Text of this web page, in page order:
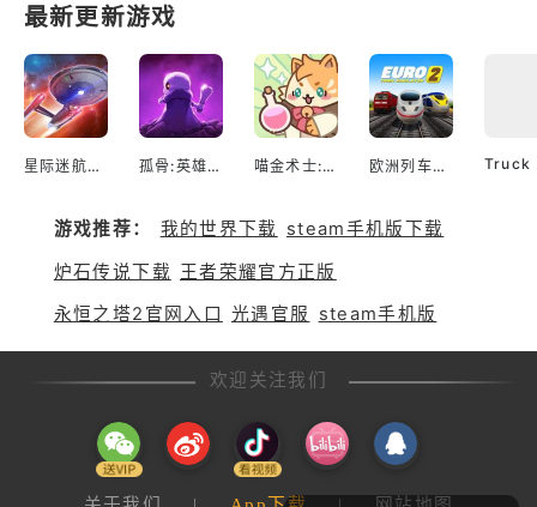
最新更新游戏
星际迷航：舰队指挥官 孤骨:英雄杀手 喵金术士:猫咪合并大亨 欧洲列车模拟2
游戏推荐： 我的世界下载 steam手机版下载
炉石传说下载 王者荣耀官方正版
永恒之塔2官网入口
光遇官服 steam手机版
欢迎关注我们